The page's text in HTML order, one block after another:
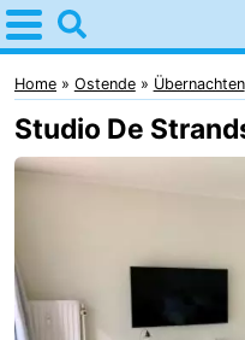
Home
Oostende
Tipps
Appartements
Home Ostende Übernachten
Studio De